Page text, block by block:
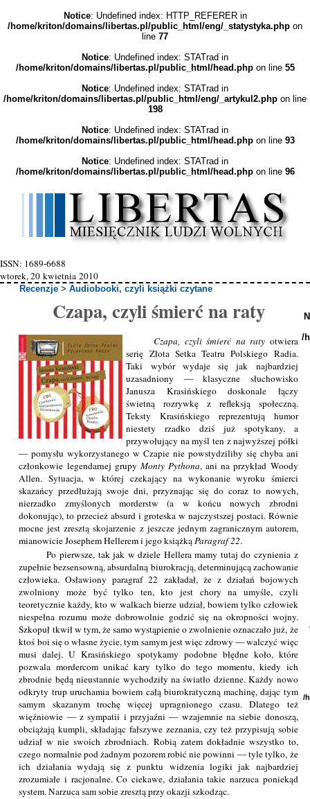
Notice: Undefined index: HTTP_REFERER in
/home/kriton/domains/libertas.pl/public_html/eng/_statystyka.php on
line 77
Notice: Undefined index: STATrad in
/home/kriton/domains/libertas.pl/public_html/head.phpon line 55
Notice: Undefined index: STATrad in
/home/kriton/domains/libertas.pl/public_html/eng/_artykul2.php on line
198
Notice: Undefined index: STATrad in
/home/kriton/domains/libertas.pl/public_html/head.phpon line 93
Notice: Undefined index: STATrad in
/home/kriton/domains/libertas.pl/public_html/head.phpon line 96
ISSN: 1689-6688
wtorek, 20 kwietnia 2010
Recenzje >Audiobooki, czyli książki czytane
Czapa, czyli śmierć na raty
Czapa, czyli śmierć na raty otwiera
serię Złota Setka Teatru Polskiego Radia.
Taki wybór wydaje się jak najbardziej
uzasadniony — klasyczne słuchowisko
Janusza Krasińskiego doskonale łączy
świetną rozrywkę z refleksją społeczną.
Teksty Krasińskiego reprezentują humor
niestety rzadko dziś już spotykany, a
przywołujący na myśl ten z najwyższej półki
— pomysłu wykorzystanego w Czapie nie powstydziliby się chyba ani
członkowie legendarnej grupy Monty Pythona, ani na przykład Woody
Allen. Sytuacja, w której czekający na wykonanie wyroku śmierci
skazańcy przedłużają swoje dni, przyznając się do coraz to nowych,
nierzadko zmyślonych morderstw (a w końcu nowych zbrodni
dokonując), to przecież absurd i groteska w najczystszej postaci. Równie
mocne jest zresztą skojarzenie z jeszcze jednym zagranicznym autorem,
mianowicie Josephem Hellerem i jego książkąParagraf 22.
Po pierwsze, tak jak w dziele Hellera mamy tutaj do czynienia z
zupełnie bezsensowną, absurdalną biurokracją, determinującą zachowanie
człowieka. Osławiony paragraf 22 zakładał, że z działań bojowych
zwolniony może być tylko ten, kto jest chory na umyśle, czyli
teoretycznie każdy, kto w walkach bierze udział, bowiem tylko człowiek
niespełna rozumu może dobrowolnie godzić się na okropności wojny.
Szkopuł tkwił w tym, że samo wystąpienie o zwolnienie oznaczało już, że
ktoś boi się o własne życie, tym samym jest więc zdrowy — walczyć więc
musi dalej. U Krasińskiego spotykamy podobne błędne koło, które
pozwala mordercom unikać kary tylko do tego momentu, kiedy ich
zbrodnie będą nieustannie wychodziły na światło dzienne. Każdy nowo
odkryty trup uruchamia bowiem całą biurokratyczną machinę, dając tym
samym skazanym trochę więcej upragnionego czasu. Dlatego też
więźniowie — z sympatii i przyjaźni — wzajemnie na siebie donoszą,
obciążają kumpli, składając fałszywe zeznania, czy też przypisują sobie
udział w nie swoich zbrodniach. Robią zatem dokładnie wszystko to,
czego normalnie pod żadnym pozorem robić nie powinni — tyle tylko, że
ich działania wydają się z punktu widzenia logiki jak najbardziej
zrozumiałe i racjonalne. Co ciekawe, działania takie narzuca poniekąd
system. Narzuca sam sobie zresztą przy okazji szkodząc.
/
/